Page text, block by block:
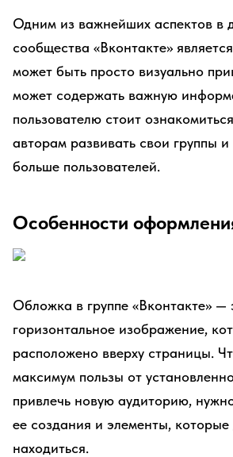
Одним из важнейших аспектов в
сообщества «Вконтакте»
может быть просто визуально
может содержать важную
пользователю стоит
авторам развивать свои группы и
больше пользователей.
Особенности
Обложка в группе «Вконтакте» —
горизонтальное изображение,
расположено вверху страницы.
максимум пользы от
привлечь новую аудиторию,
ее создания и элементы,
находиться.